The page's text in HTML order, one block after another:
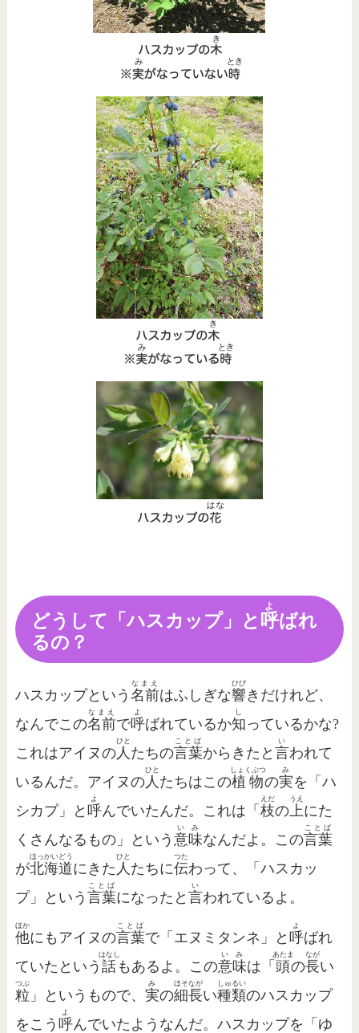
どうして「ハスカップ」と 呼
よ
ばれ
るの？
ハスカップという 名前
なまえ
はふしぎな響
ひび
きだけれど、
なんでこの名前
なまえ
で呼
よ
ばれているか知
し
っているかな?
これはアイヌの人
ひと
たちの言葉
ことば
からきたと 言
い
われて
いるんだ。アイヌの人
ひと
たちはこの植物
しょくぶつ
の実
み
を「ハ
シカプ」と 呼
よ
んでいたんだ。これは「 枝
えだ
の上
うえ
にた
くさんなるもの」という 意味
いみ
なんだよ。この言葉
ことば
が北海道
ほっかいどう
にきた 人
ひと
たちに伝
つた
わって、「ハスカッ
プ」という 言葉
ことば
になったと 言
い
われているよ。
他
ほか
にもアイヌの言葉
ことば
で「エヌミタンネ」と 呼
よ
ばれ
ていたという 話
はなし
もあるよ。この意味
いみ
は「 頭
あたま
の長
なが
い
粒
つぶ
」というもので、 実
み
の細長
ほそなが
い種類
しゅるい
のハスカップ
をこう 呼
よ
んでいたようなんだ。ハスカップを「ゆ